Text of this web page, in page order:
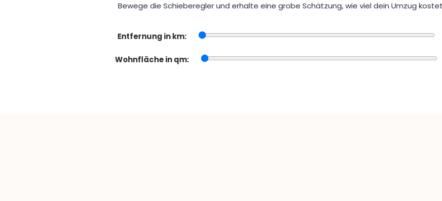
Bewege die Schieberegler und erhalte eine grobe Schätzung, wie viel dein Umzug
Entfernung in km:
Wohnfläche in qm: